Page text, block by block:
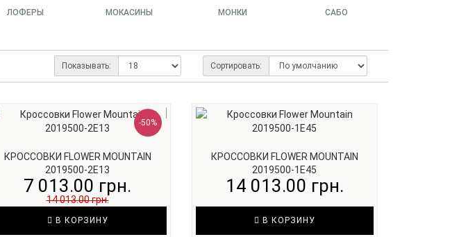
ЛОФЕРЫ МОКАСИНЫ МОНКИ САБО
Сортировать:
Показывать:
-50%
КРОССОВКИ FLOWER MOUNTAIN
2019500-2E13
7 013.00 грн.
14 013.00 грн.
В КОРЗИНУ
КРОССОВКИ FLOWER MOUNTAIN
2019500-1E45
14 013.00 грн.
В КОРЗИНУ